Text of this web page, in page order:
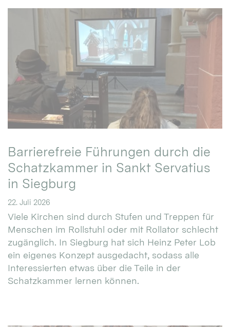
Barrierefreie Führungen durch die
Schatzkammer in Sankt Servatius
in Siegburg
22. Juli 2026
Viele Kirchen sind durch Stufen und Treppen für
Menschen im Rollstuhl oder mit Rollator schlecht
zugänglich. In Siegburg hat sich Heinz Peter Lob
ein eigenes Konzept ausgedacht, sodass alle
Interessierten etwas über die Teile in der
Schatzkammer lernen können.